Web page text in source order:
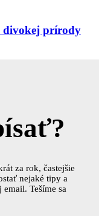
divokej prírody
za rok, častejšie
nejaké tipy a
Tešíme sa